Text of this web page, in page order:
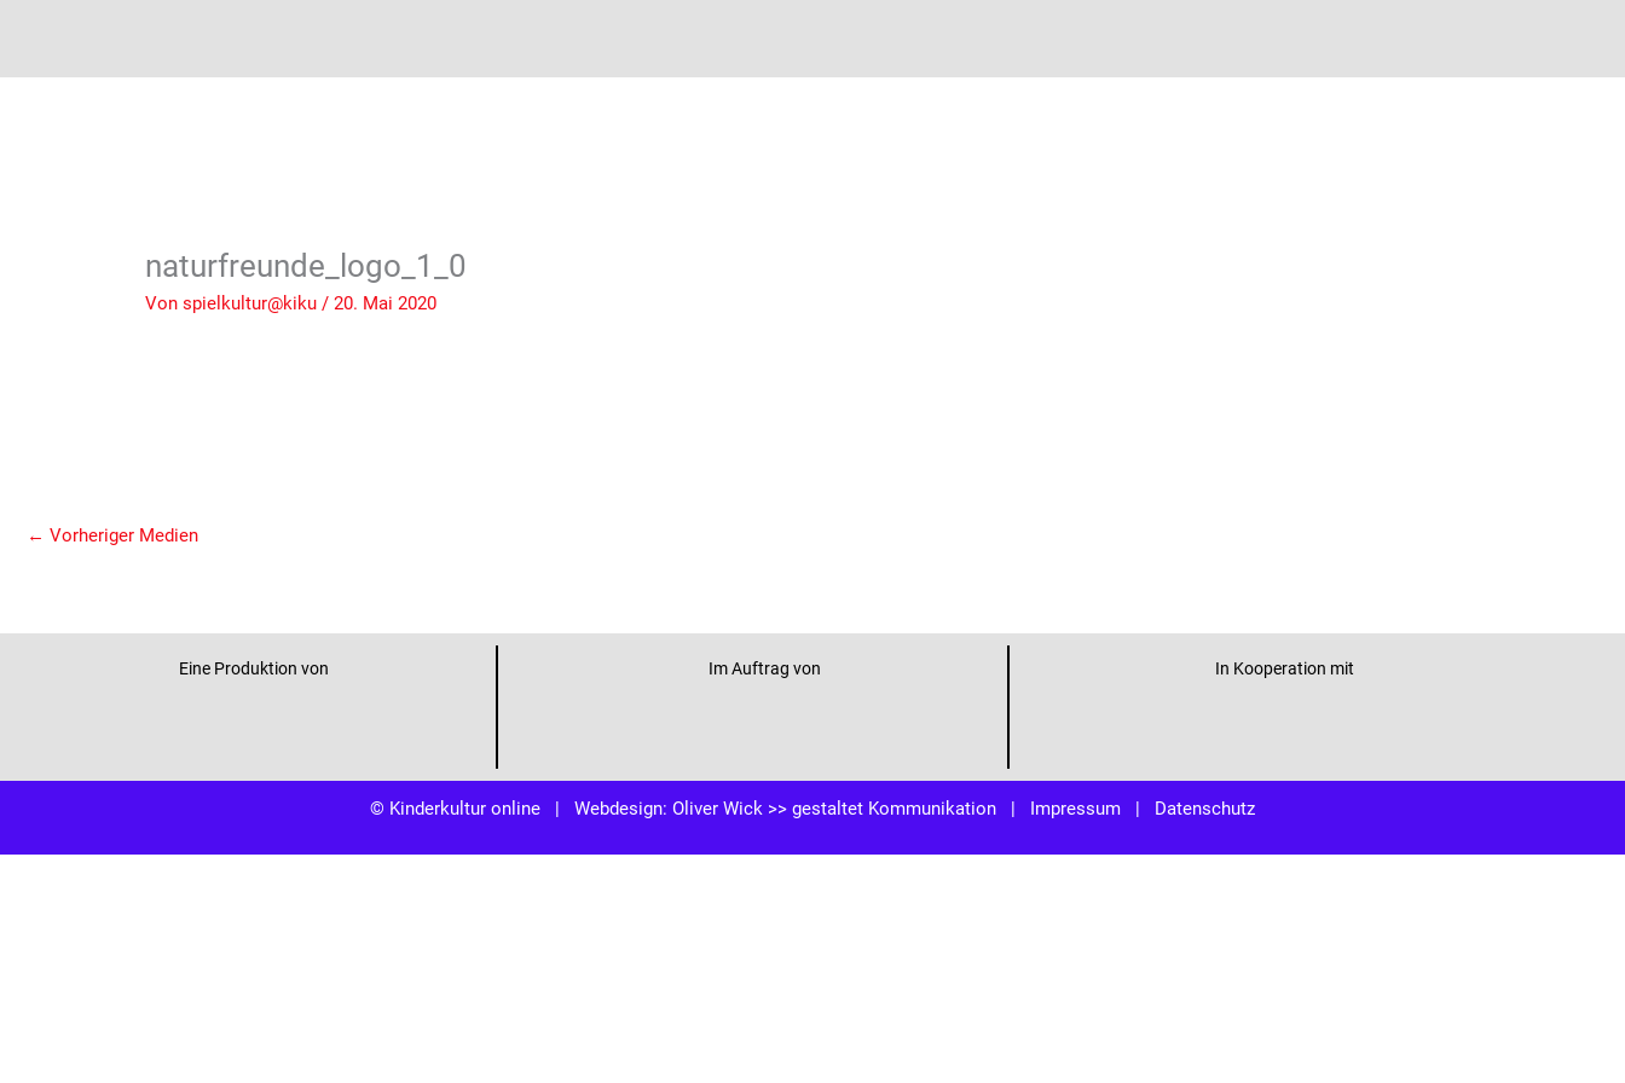
naturfreunde_logo_1_0
Vonspielkultur@kiku/20. Mai 2020
← Vorheriger Medien
Eine Produktion von Im Auftrag von In Kooperation mit
© Kinderkultur online | Webdesign: Oliver Wick >> gestaltet Kommunikation | Impressum | Datenschutz